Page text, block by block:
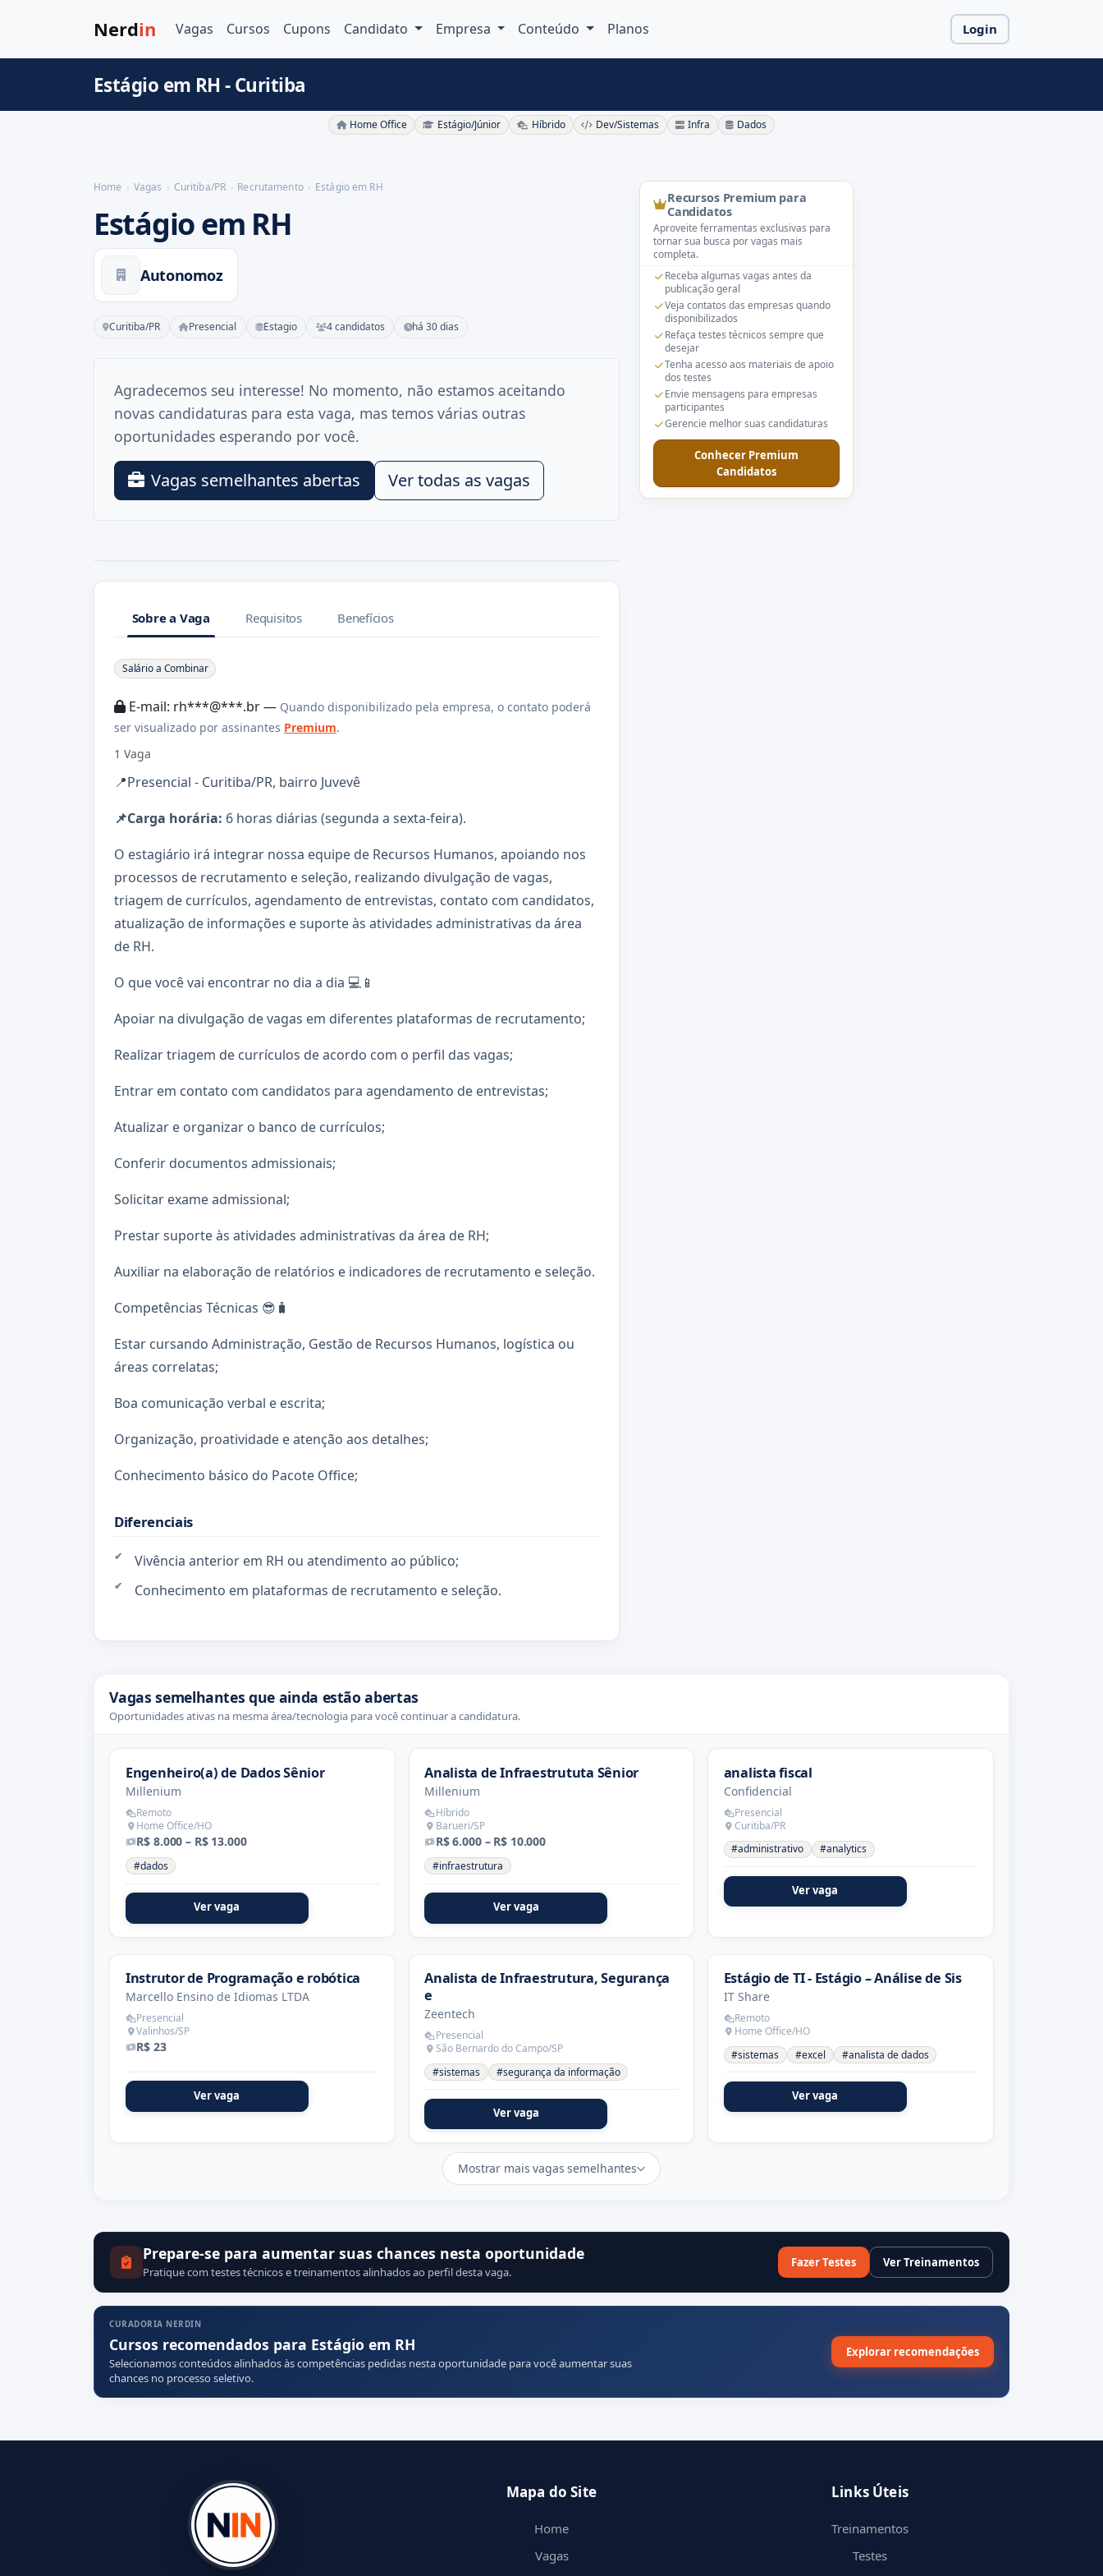
Nerdin Vagas Cursos Cupons Candidato Empresa Conteúdo Planos Login
Estágio em RH - Curitiba
Home Office Estágio/Júnior Híbrido Dev/Sistemas Infra Dados
Home Vagas Curitiba/PR Recrutamento Estágio em RH
Estágio em RH
Autonomoz
Curitiba/PR Presencial Estagio 4 candidatos há 30 dias
Agradecemos seu interesse! No momento, não estamos aceitando
novas candidaturas para esta vaga, mas temos várias outras
oportunidades esperando por você.
Vagas semelhantes abertas Ver todas as vagas
Sobre a Vaga Requisitos Benefícios
Sobre a Vaga
Salário a Combinar
E-mail: rh***@***.br — Quando disponibilizado pela empresa, o contato poderá
ser visualizado por assinantes Premium.
1 Vaga
📍Presencial - Curitiba/PR, bairro Juvevê
📌Carga horária: 6 horas diárias (segunda a sexta-feira).
O estagiário irá integrar nossa equipe de Recursos Humanos, apoiando nos
processos de recrutamento e seleção, realizando divulgação de vagas,
triagem de currículos, agendamento de entrevistas, contato com candidatos,
atualização de informações e suporte às atividades administrativas da área
de RH.
O que você vai encontrar no dia a dia 💻📱
Apoiar na divulgação de vagas em diferentes plataformas de recrutamento;
Realizar triagem de currículos de acordo com o perfil das vagas;
Entrar em contato com candidatos para agendamento de entrevistas;
Atualizar e organizar o banco de currículos;
Conferir documentos admissionais;
Solicitar exame admissional;
Prestar suporte às atividades administrativas da área de RH;
Auxiliar na elaboração de relatórios e indicadores de recrutamento e seleção.
Competências Técnicas 😎🧳
Estar cursando Administração, Gestão de Recursos Humanos, logística ou
áreas correlatas;
Boa comunicação verbal e escrita;
Organização, proatividade e atenção aos detalhes;
Conhecimento básico do Pacote Office;
Diferenciais
Vivência anterior em RH ou atendimento ao público;
Conhecimento em plataformas de recrutamento e seleção.
Recursos Premium para
Candidatos
Aproveite ferramentas exclusivas para
tornar sua busca por vagas mais
completa.
Receba algumas vagas antes da
publicação geral
Veja contatos das empresas quando
disponibilizados
Refaça testes técnicos sempre que
desejar
Tenha acesso aos materiais de apoio
dos testes
Envie mensagens para empresas
participantes
Gerencie melhor suas candidaturas
Conhecer Premium
Candidatos
Vagas semelhantes que ainda estão abertas
Oportunidades ativas na mesma área/tecnologia para você continuar a candidatura.
Engenheiro(a) de Dados Sênior
Millenium
Remoto
Home Office/HO
R$ 8.000 – R$ 13.000
#dados
Ver vaga
Analista de Infraestrututa Sênior
Millenium
Híbrido
Barueri/SP
R$ 6.000 – R$ 10.000
#infraestrutura
Ver vaga
analista fiscal
Confidencial
Presencial
Curitiba/PR
#administrativo
#analytics
Ver vaga
Instrutor de Programação e robótica
Marcello Ensino de Idiomas LTDA
Presencial
Valinhos/SP
R$ 23
Ver vaga
Analista de Infraestrutura, Segurança
e
Zeentech
Presencial
São Bernardo do Campo/SP
#sistemas
#segurança da informação
Ver vaga
Estágio de TI - Estágio – Análise de Sis
IT Share
Remoto
Home Office/HO
#sistemas
#excel #analista de dados
Ver vaga
Mostrar mais vagas semelhantes
Prepare-se para aumentar suas chances nesta oportunidade
Pratique com testes técnicos e treinamentos alinhados ao perfil desta vaga.
Fazer Testes Ver Treinamentos
CURADORIA NERDIN
Cursos recomendados para Estágio em RH
Selecionamos conteúdos alinhados às competências pedidas nesta oportunidade para você aumentar suas
chances no processo seletivo.
Explorar recomendações
Mapa do Site
Home
Vagas
Links Úteis
Treinamentos
Testes